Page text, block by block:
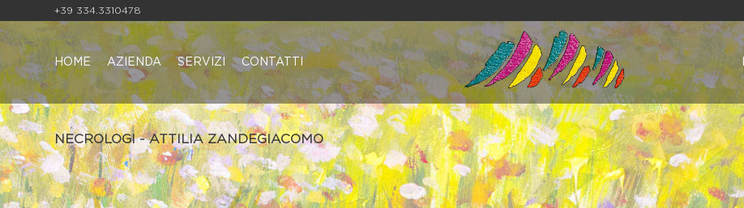
+39 334.3310478
HOME AZIENDA SERVIZI CONTATTI
NECROLOGI - ATTILIA ZANDEGIACOMO